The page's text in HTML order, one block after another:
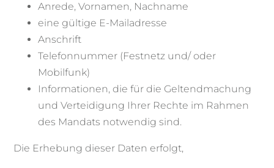
Anrede, Vornamen, Nachname
eine gültige E-Mailadresse
Anschrift
Telefonnummer (Festnetz und/ oder
Mobilfunk)
Informationen, die für die Geltendmachung
und Verteidigung Ihrer Rechte im Rahmen
des Mandats notwendig sind.
Die Erhebung dieser Daten erfolgt,